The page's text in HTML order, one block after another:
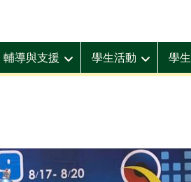
輔導與支援 學生活動 學